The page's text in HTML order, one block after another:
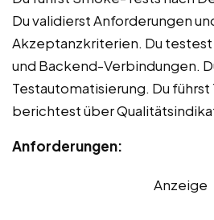
Du validierst Anforderungen
Akzeptanzkriterien. Du
und Backend-Verbindungen.
Testautomatisierung. Du
berichtest über
Anforderungen:
Anzeige